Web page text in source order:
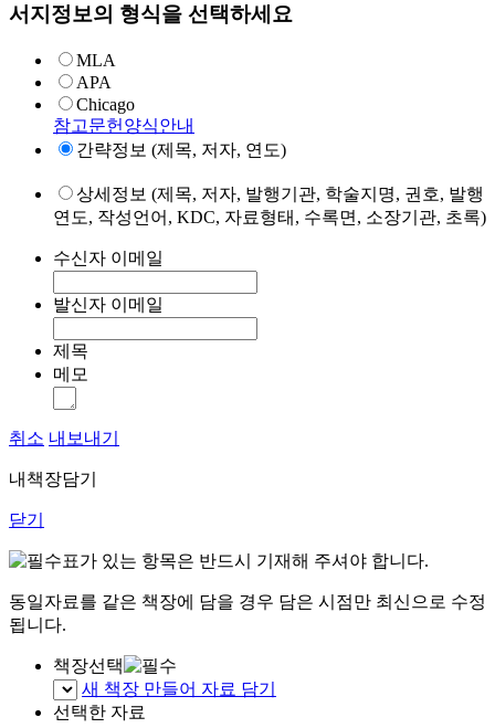
서지정보의 형식을 선택하세요
MLA
APA
Chicago
참고문헌양식안내
간략정보 (제목, 저자, 연도)
상세정보 (제목, 저자, 발행기관, 학술지명, 권호, 발행
연도, 작성언어, KDC, 자료형태, 수록면, 소장기관, 초록)
수신자 이메일
발신자 이메일
제목
메모
취소 내보내기
내책장담기
닫기
표가 있는 항목은 반드시 기재해 주셔야 합니다.
동일자료를 같은 책장에 담을 경우 담은 시점만 최신으로 수정
됩니다.
책장선택
새 책장 만들어 자료 담기
선택한 자료